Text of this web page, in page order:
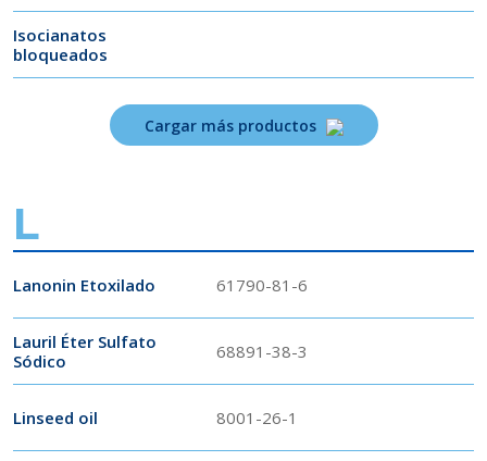
Isocianatos
bloqueados
Cargar más productos
L
Lanonin Etoxilado 61790-81-6
Lauril Éter Sulfato
Sódico
68891-38-3
Linseed oil 8001-26-1